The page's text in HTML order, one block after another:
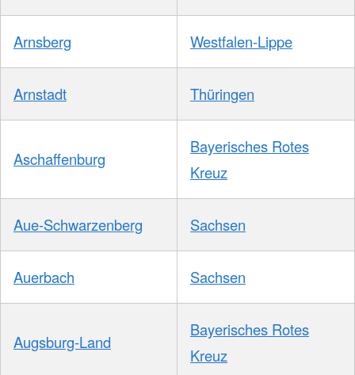
Arnsberg Westfalen-Lippe
Arnstadt Thüringen
Aschaffenburg
Bayerisches Rotes
Kreuz
Aue-Schwarzenberg Sachsen
Auerbach Sachsen
Augsburg-Land
Bayerisches Rotes
Kreuz